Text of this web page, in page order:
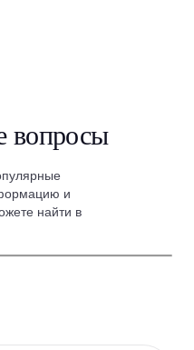
вопросы
и
найти в